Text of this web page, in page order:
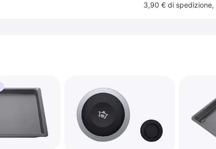
3,90 € di spedizione,